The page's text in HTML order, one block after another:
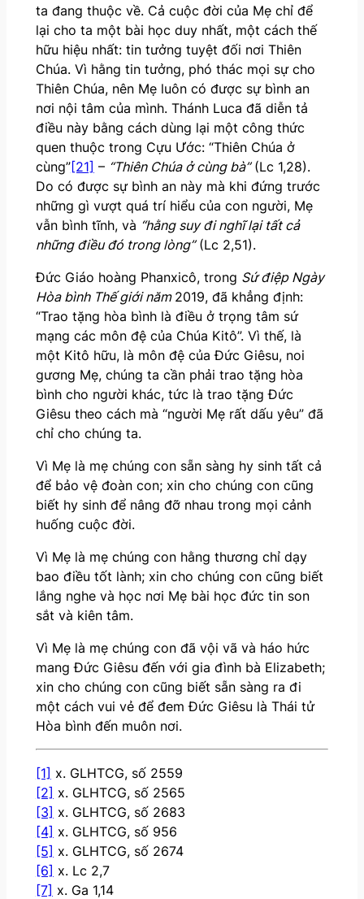
ta đang thuộc về. Cả cuộc đời của Mẹ chỉ để
lại cho ta một bài học duy nhất, một cách thế
hữu hiệu nhất: tin tưởng tuyệt đối nơi Thiên
Chúa. Vì hằng tin tưởng, phó thác mọi sự cho
Thiên Chúa, nên Mẹ luôn có được sự bình an
nơi nội tâm của mình. Thánh Luca đã diễn tả
điều này bằng cách dùng lại một công thức
quen thuộc trong Cựu Ước: “Thiên Chúa ở
cùng”[21] – “Thiên Chúa ở cùng bà”(Lc 1,28).
Do có được sự bình an này mà khi đứng trước
những gì vượt quá trí hiểu của con người, Mẹ
vẫn bình tĩnh, và “hằng suy đi nghĩ lại tất cả
những điều đó trong lòng”(Lc 2,51).
Đức Giáo hoàng Phanxicô, trong Sứ điệp Ngày
Hòa bình Thế giới năm 2019, đã khẳng định:
“Trao tặng hòa bình là điều ở trọng tâm sứ
mạng các môn đệ của Chúa Kitô”. Vì thế, là
một Kitô hữu, là môn đệ của Đức Giêsu, noi
gương Mẹ, chúng ta cần phải trao tặng hòa
bình cho người khác, tức là trao tặng Đức
Giêsu theo cách mà “người Mẹ rất dấu yêu” đã
chỉ cho chúng ta.
Vì Mẹ là mẹ chúng con sẵn sàng hy sinh tất cả
để bảo vệ đoàn con; xin cho chúng con cũng
biết hy sinh để nâng đỡ nhau trong mọi cảnh
huống cuộc đời.
Vì Mẹ là mẹ chúng con hằng thương chỉ dạy
bao điều tốt lành; xin cho chúng con cũng biết
lắng nghe và học nơi Mẹ bài học đức tin son
sắt và kiên tâm.
Vì Mẹ là mẹ chúng con đã vội vã và háo hức
mang Đức Giêsu đến với gia đình bà Elizabeth;
xin cho chúng con cũng biết sẵn sàng ra đi
một cách vui vẻ để đem Đức Giêsu là Thái tử
Hòa bình đến muôn nơi.
[1] x. GLHTCG, số 2559
[2] x. GLHTCG, số 2565
[3] x. GLHTCG, số 2683
[4] x. GLHTCG, số 956
[5] x. GLHTCG, số 2674
[6] x. Lc 2,7
[7] x. Ga 1,14